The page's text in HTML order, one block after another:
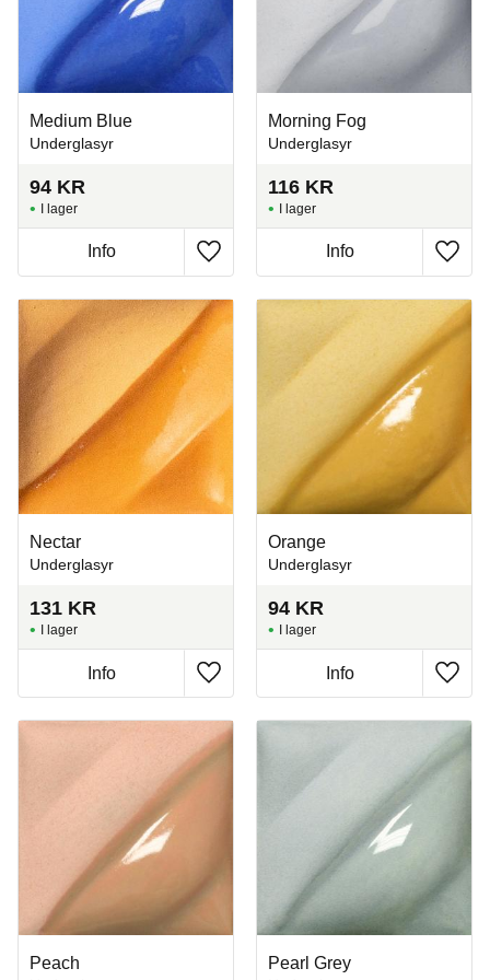
Medium Blue
Underglasyr
94 KR
Lägg till i favoriter
I lager
Info
Morning Fog
Underglasyr
116 KR
Lägg
I lager
Info
Nectar
Underglasyr
131 KR
Lägg till i favoriter
I lager
Info
Orange
Underglasyr
94 KR
Lägg
I lager
Info
Peach Pearl Grey